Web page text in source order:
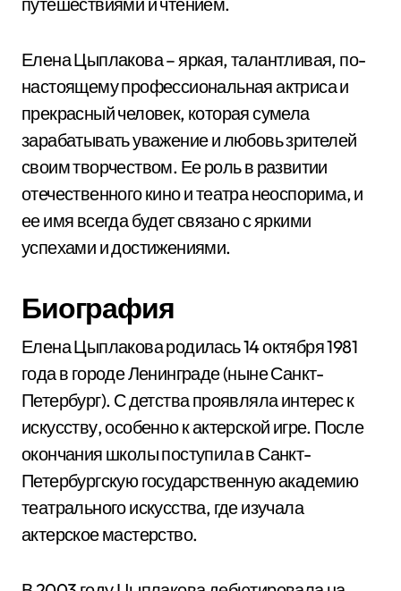
Елена Цыплакова – яркая, талантливая, по-
настоящему профессиональная актриса и
прекрасный человек, которая сумела
зарабатывать уважение и любовь зрителей
своим творчеством. Ее роль в развитии
отечественного кино и театра неоспорима, и
ее имя всегда будет связано с яркими
успехами и достижениями.
Биография
Елена Цыплакова родилась 14 октября 1981
года в городе Ленинграде (ныне Санкт-
Петербург). С детства проявляла интерес к
искусству, особенно к актерской игре. После
окончания школы поступила в Санкт-
Петербургскую государственную академию
театрального искусства, где изучала
актерское мастерство.